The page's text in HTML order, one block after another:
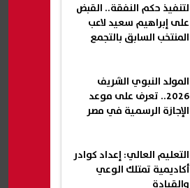
لتنفيذ حكم النفقة.. القبض
على إبراهيم سعيد لاعب
المنتخب السابق بالتجمع
المولد النبوي الشريف
2026.. تعرف على موعد
الإجازة الرسمية في مصر
التعليم العالي: إعداد كوادر
أكاديمية تمتلك الوعي
والقيادة